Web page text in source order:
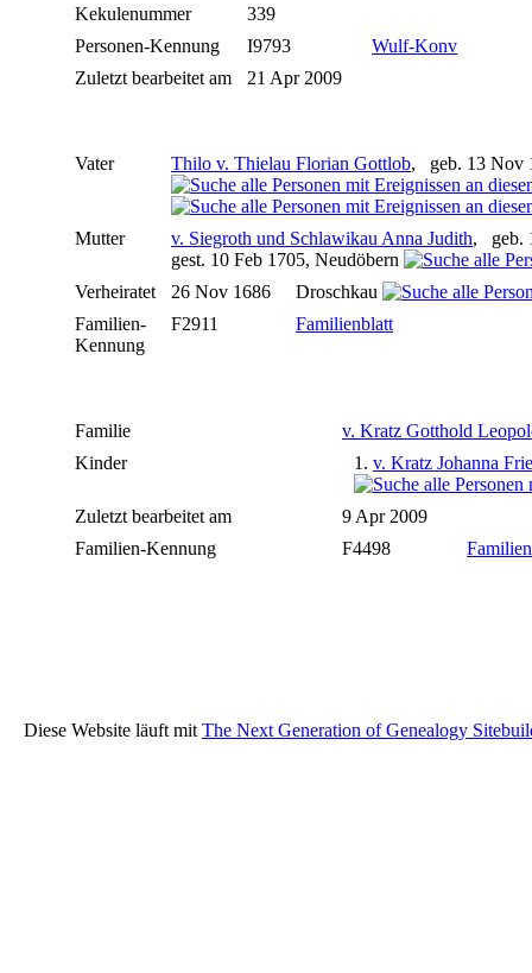
Kekulenummer
339
Personen-Kennung
I9793
Wulf-Konv
Zuletzt bearbeitet am
21 Apr 2009
Vater Thilo v. Thielau Florian Gottlob, geb. 13 Nov
Mutter v. Siegroth und Schlawikau Anna Judith, geb.
gest. 10 Feb 1705, Neudöbern
Verheiratet
26 Nov 1686
Droschkau
Familien-
Kennung
F2911 Familienblatt
Familie
v. Kratz Gotthold
Kinder
1. v. Kratz Johanna
Zuletzt bearbeitet am
9 Apr 2009
Familien-Kennung
F4498
Diese Website läuft mit The Next Generation of Genealogy